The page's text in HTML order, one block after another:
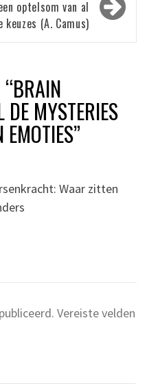
optelsom van al
keuzes (A. Camus)
BRAIN
DE MYSTERIES
EMOTIES”
Waar zitten
Vereiste velden